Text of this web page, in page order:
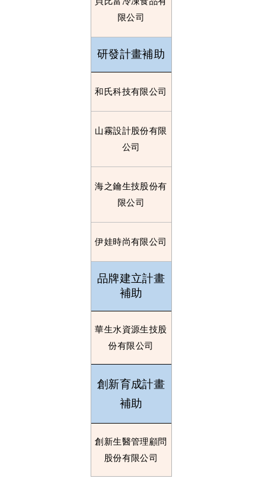
限公司
研發計畫補助
和氏科技有限公司
山霧設計股份有限
公司
海之鑰生技股份有
限公司
伊娃時尚有限公司
品牌建立計畫
補助
華生水資源生技股
份有限公司
創新育成計畫
補助
創新生醫管理顧問
股份有限公司